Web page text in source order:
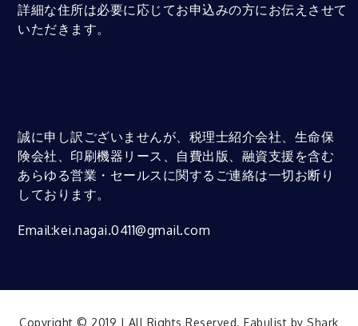
詳細な住所は必要に応じてお申込みの方にお伝えさせて
いただきます。
誠に申し訳ございませんが、税理士紹介会社、生命保
険会社、印刷機器リース、自費出版、融資支援を含む
あらゆる営業・セールスに関するご連絡は一切お断り
しております。
Email:kei.nagai.0411@gmail.com
Copyright © 2019 | All Rights Reserved. Fabulist by Shark